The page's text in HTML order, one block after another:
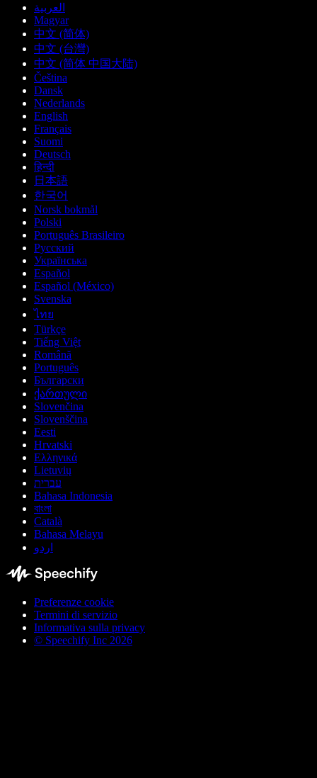
العربية
Magyar
中文 (简体)
中文 (台灣)
中文 (简体 中国大陆)
Čeština
Dansk
Nederlands
English
Français
Suomi
Deutsch
हिन्दी
日本語
한국어
Norsk bokmål
Polski
Português Brasileiro
Русский
Українська
Español
Español (México)
Svenska
ไทย
Türkçe
Tiếng Việt
Română
Português
Български
ქართული
Slovenčina
Slovenščina
Eesti
Hrvatski
Ελληνικά
Lietuvių
עברית
Bahasa Indonesia
বাংলা
Català
Bahasa Melayu
اردو
Preferenze cookie
Termini di servizio
Informativa sulla privacy
© Speechify Inc 2026